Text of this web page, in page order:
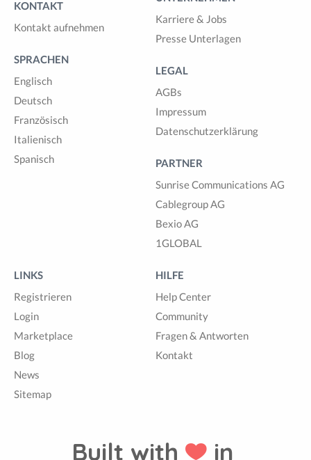
KONTAKT
Kontakt aufnehmen
SPRACHEN
Englisch
Deutsch
Französisch
Italienisch
Spanisch
Karriere & Jobs
Presse Unterlagen
LEGAL
AGBs
Impressum
Datenschutzerklärung
PARTNER
Sunrise Communications AG
Cablegroup AG
Bexio AG
1GLOBAL
LINKS
Registrieren
Login
Marketplace
Blog
News
Sitemap
HILFE
Help Center
Community
Fragen & Antworten
Kontakt
Built with in